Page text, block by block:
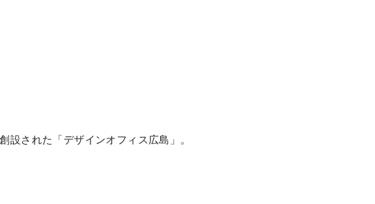
された「デザインオフィス広島」。